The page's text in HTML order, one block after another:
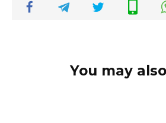
You may